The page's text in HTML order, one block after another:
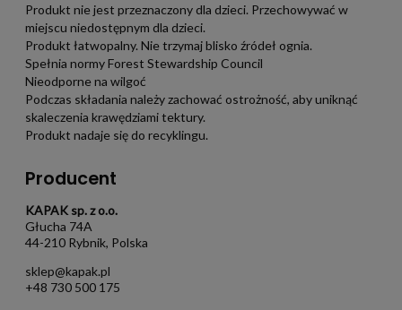
Produkt nie jest przeznaczony dla dzieci. Przechowywać w
miejscu niedostępnym dla dzieci.
Produkt łatwopalny. Nie trzymaj blisko źródeł ognia.
Spełnia normy Forest Stewardship Council
Nieodporne na wilgoć
Podczas składania należy zachować ostrożność, aby uniknąć
skaleczenia krawędziami tektury.
Produkt nadaje się do recyklingu.
Producent
KAPAK sp. z o.o.
Głucha 74A
44-210 Rybnik, Polska
sklep@kapak.pl
+48 730 500 175